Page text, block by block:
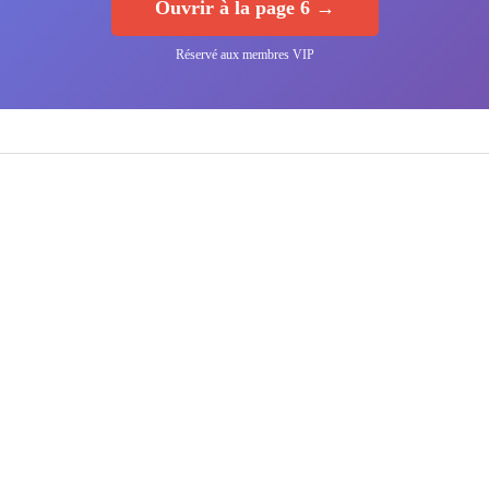
Ouvrir à la page 6 →
Réservé aux membres VIP